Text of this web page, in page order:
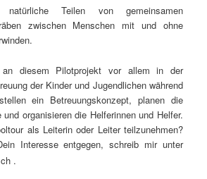
Teilen von gemeinsamen
zwischen Menschen mit und ohne
diesem Pilotprojekt vor allem in der
der Kinder und Jugendlichen während
ein Betreuungskonzept, planen die
organisieren die Helferinnen und Helfer.
als Leiterin oder Leiter teilzunehmen?
Interesse entgegen, schreib mir unter
.